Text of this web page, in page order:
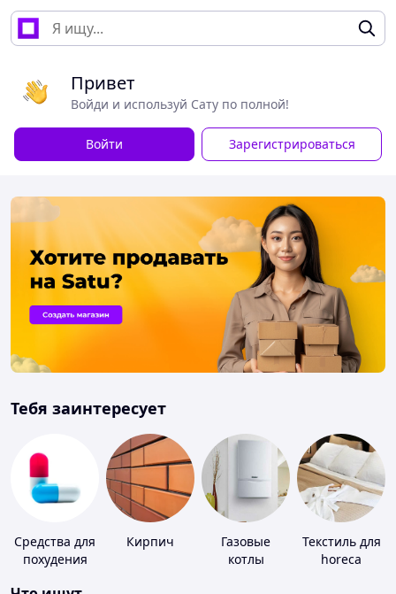
Привет
Войди и используй Сату по полной!
Войти Зарегистрироваться
Тебя заинтересует
Средства для
похудения
Кирпич
Газовые
котлы
Текстиль для
horeca